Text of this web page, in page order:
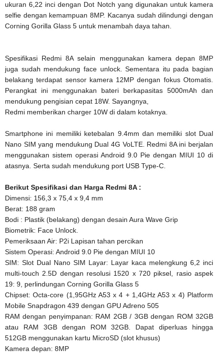
ukuran 6,22 inci dengan Dot Notch yang digunakan untuk kamera
selfie dengan kemampuan 8MP. Kacanya sudah dilindungi dengan
Corning Gorilla Glass 5 untuk menambah daya tahan.
Spesifikasi Redmi 8A selain menggunakan kamera depan 8MP
juga sudah mendukung face unlock. Sementara itu pada bagian
belakang terdapat sensor kamera 12MP dengan fokus Otomatis.
Perangkat ini menggunakan bateri berkapasitas 5000mAh dan
mendukung pengisian cepat 18W. Sayangnya,
Redmi memberikan charger 10W di dalam kotaknya.
Smartphone ini memiliki ketebalan 9.4mm dan memiliki slot Dual
Nano SIM yang mendukung Dual 4G VoLTE. Redmi 8A ini berjalan
menggunakan sistem operasi Android 9.0 Pie dengan MIUI 10 di
atasnya. Serta sudah mendukung port USB Type-C.
Berikut Spesifikasi dan Harga Redmi 8A :
Dimensi: 156,3 x 75,4 x 9,4 mm
Berat: 188 gram
Bodi : Plastik (belakang) dengan desain Aura Wave Grip
Biometrik: Face Unlock.
Pemeriksaan Air: P2i Lapisan tahan percikan
Sistem Operasi: Android 9.0 Pie dengan MIUI 10
SIM: Slot Dual Nano SIM Layar: Layar kaca melengkung 6,2 inci
multi-touch 2.5D dengan resolusi 1520 x 720 piksel, rasio aspek
19: 9, perlindungan Corning Gorilla Glass 5
Chipset: Octa-core (1,95GHz A53 x 4 + 1,4GHz A53 x 4) Platform
Mobile Snapdragon 439 dengan GPU Adreno 505
RAM dengan penyimpanan: RAM 2GB / 3GB dengan ROM 32GB
atau RAM 3GB dengan ROM 32GB. Dapat diperluas hingga
512GB menggunakan kartu MicroSD (slot khusus)
Kamera depan: 8MP